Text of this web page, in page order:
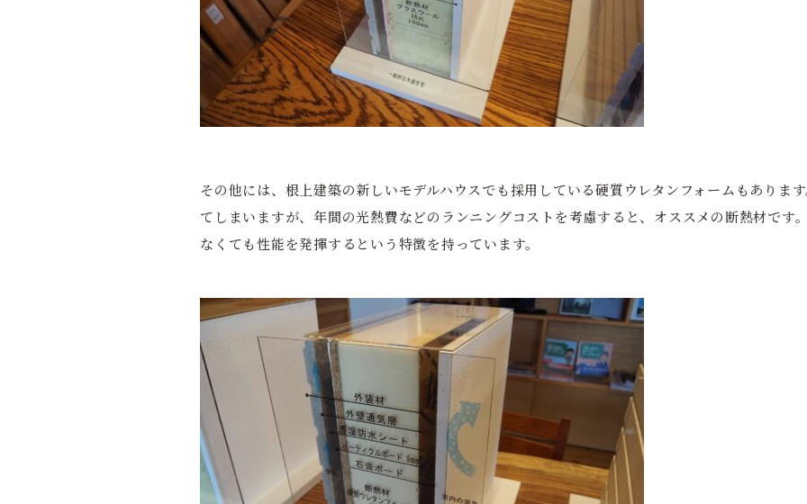
その他には、根上建築の新しいモデルハウスでも採用している硬質ウレタンフォームもありま
てしまいますが、年間の光熱費などのランニングコストを考慮すると、オススメの断熱材です
なくても性能を発揮するという特徴を持っています。